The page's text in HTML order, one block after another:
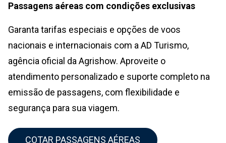
Passagens aéreas com condições exclusivas
Garanta tarifas especiais e opções de voos
nacionais e internacionais com a AD Turismo,
agência oficial da Agrishow. Aproveite o
atendimento personalizado e suporte completo na
emissão de passagens, com flexibilidade e
segurança para sua viagem.
COTAR PASSAGENS AÉREAS